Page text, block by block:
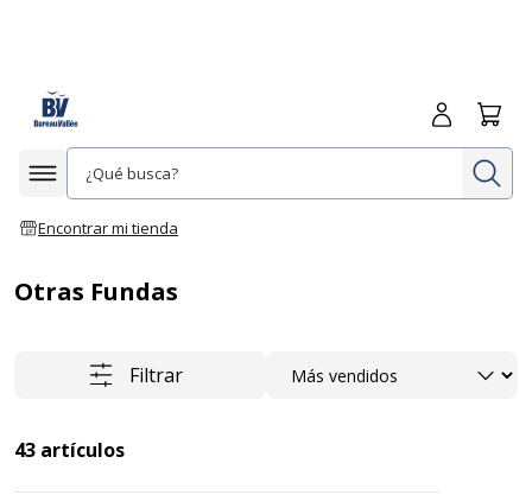
Afficher la navigation
Encontrar mi tienda
Iniciar
Otras Fundas
Filtrar Ordenar
43 artículos